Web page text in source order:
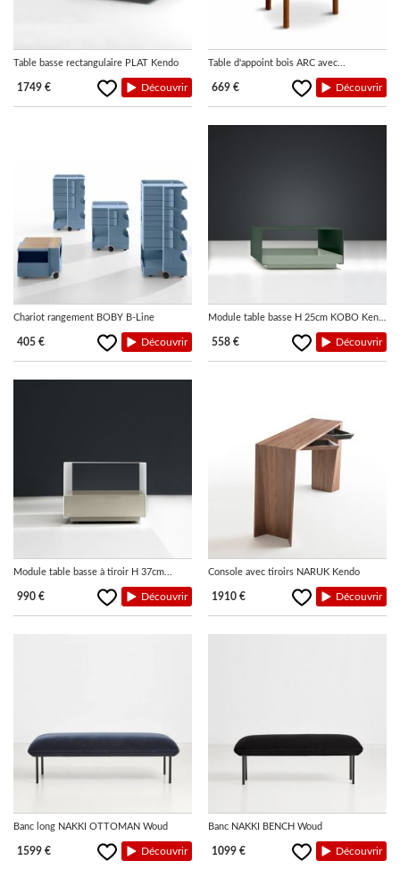
Table basse rectangulaire PLAT Kendo
1749 € Découvrir
Table d'appoint bois ARC avec...
669 € Découvrir
Chariot rangement BOBY B-Line
405 € Découvrir 558 € Découvrir
Module table basse à tiroir H 37cm...
990 € Découvrir
Console avec tiroirs NARUK Kendo
1910 € Découvrir
Banc long NAKKI OTTOMAN Woud
1599 € Découvrir
Banc NAKKI BENCH Woud
1099 € Découvrir